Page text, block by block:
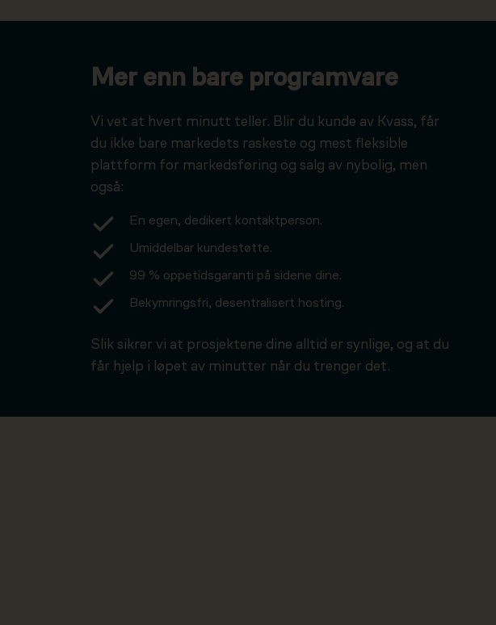
Mer enn bare programvare
Vi vet at hvert minutt teller. Blir du kunde av Kvass, får
du ikke bare markedets raskeste og mest fleksible
plattform for markedsføring og salg av nybolig, men
også:
En egen, dedikert kontaktperson.
Umiddelbar kundestøtte.
99 % oppetidsgaranti på sidene dine.
Bekymringsfri, desentralisert hosting.
Slik sikrer vi at prosjektene dine alltid er synlige, og at du
får hjelp i løpet av minutter når du trenger det.